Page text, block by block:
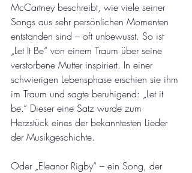
McCartney beschreibt, wie viele seiner
Songs aus sehr persönlichen Momenten
entstanden sind – oft unbewusst. So ist
„Let It Be“ von einem Traum über seine
verstorbene Mutter inspiriert. In einer
schwierigen Lebensphase erschien sie ihm
im Traum und sagte beruhigend: „Let it
be.“ Dieser eine Satz wurde zum
Herzstück eines der bekanntesten Lieder
der Musikgeschichte.
Oder „Eleanor Rigby“ – ein Song, der